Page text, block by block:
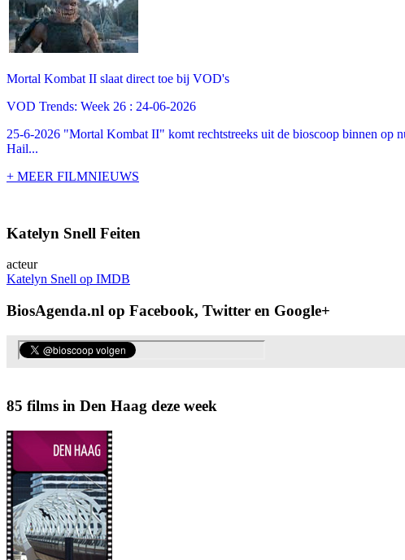
Mortal Kombat II slaat direct toe bij VOD's
VOD Trends: Week 26 : 24-06-2026
25-6-2026 "Mortal Kombat II" komt rechtstreeks uit de bioscoop binnen
Hail...
+ MEER FILMNIEUWS
Katelyn Snell Feiten
acteur
Katelyn Snell op IMDB
BiosAgenda.nl op Facebook, Twitter en Google+
85 films in Den Haag deze week